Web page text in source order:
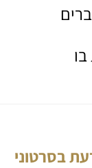
בסרטוני